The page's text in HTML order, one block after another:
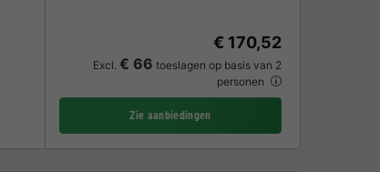
€ 170,52
Excl. € 66 toeslagen op basis van 2
personen
Zie aanbiedingen